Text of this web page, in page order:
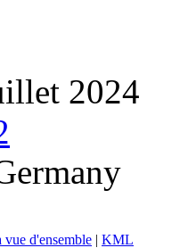
2024
vue d'ensemble | KML